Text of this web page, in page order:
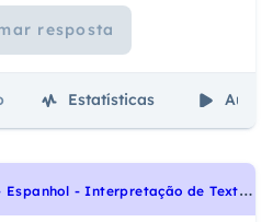
resposta
Estatísticas Aulas
U
NB 2011 - Espanhol - Interpretação de Texto | Comprensión de Lectura